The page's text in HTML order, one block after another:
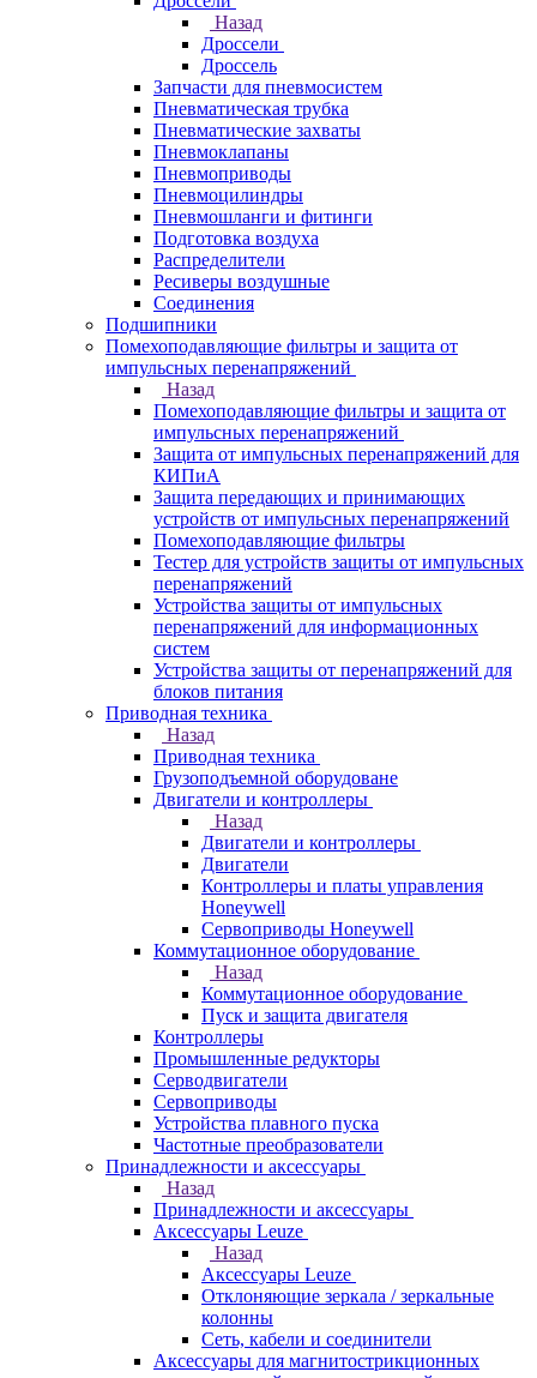
Назад
Дроссели
Дроссель
Запчасти для пневмосистем
Пневматическая трубка
Пневматические захваты
Пневмоклапаны
Пневмоприводы
Пневмоцилиндры
Пневмошланги и фитинги
Подготовка воздуха
Распределители
Ресиверы воздушные
Соединения
Подшипники
Помехоподавляющие фильтры и защита от
импульсных перенапряжений
Назад
Помехоподавляющие фильтры и защита от
импульсных перенапряжений
Защита от импульсных перенапряжений для
КИПиА
Защита передающих и принимающих
устройств от импульсных перенапряжений
Помехоподавляющие фильтры
Тестер для устройств защиты от импульсных
перенапряжений
Устройства защиты от импульсных
перенапряжений для информационных
систем
Устройства защиты от перенапряжений для
блоков питания
Приводная техника
Назад
Приводная техника
Грузоподъемной оборудоване
Двигатели и контроллеры
Назад
Двигатели и контроллеры
Двигатели
Контроллеры и платы управления
Honeywell
Сервоприводы Honeywell
Коммутационное оборудование
Назад
Коммутационное оборудование
Пуск и защита двигателя
Контроллеры
Промышленные редукторы
Серводвигатели
Сервоприводы
Устройства плавного пуска
Частотные преобразователи
Принадлежности и аксессуары
Назад
Принадлежности и аксессуары
Аксессуары Leuze
Назад
Аксессуары Leuze
Отклоняющие зеркала / зеркальные
колонны
Сеть, кабели и соединители
Аксессуары для магнитострикционных